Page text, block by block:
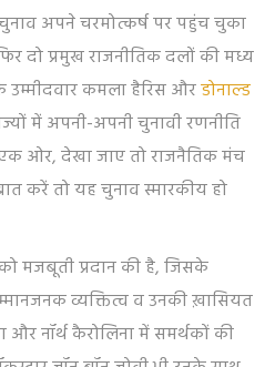
चुनाव अपने चरमोत्कर्ष पर पहुंच चुका
दो प्रमुख राजनीतिक दलों की मध्य
कमला हैरिस औरडोनाल्ड
में अपनी-अपनी चुनावी रणनीति
ओर, देखा जाए तो राजनैतिक मंच
करें तो यह चुनाव स्मारकीय हो
मजबूती प्रदान की है, जिसके
व्यक्तित्व व उनकी ख़ासियत
और नॉर्थ कैरोलिना में समर्थकों की